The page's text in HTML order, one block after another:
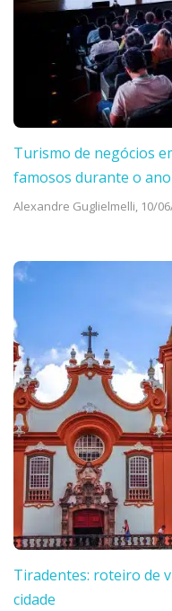
Turismo de negócios
famosos durante o ano
Alexandre Guglielmelli, 10/
Tiradentes: roteiro de
cidade